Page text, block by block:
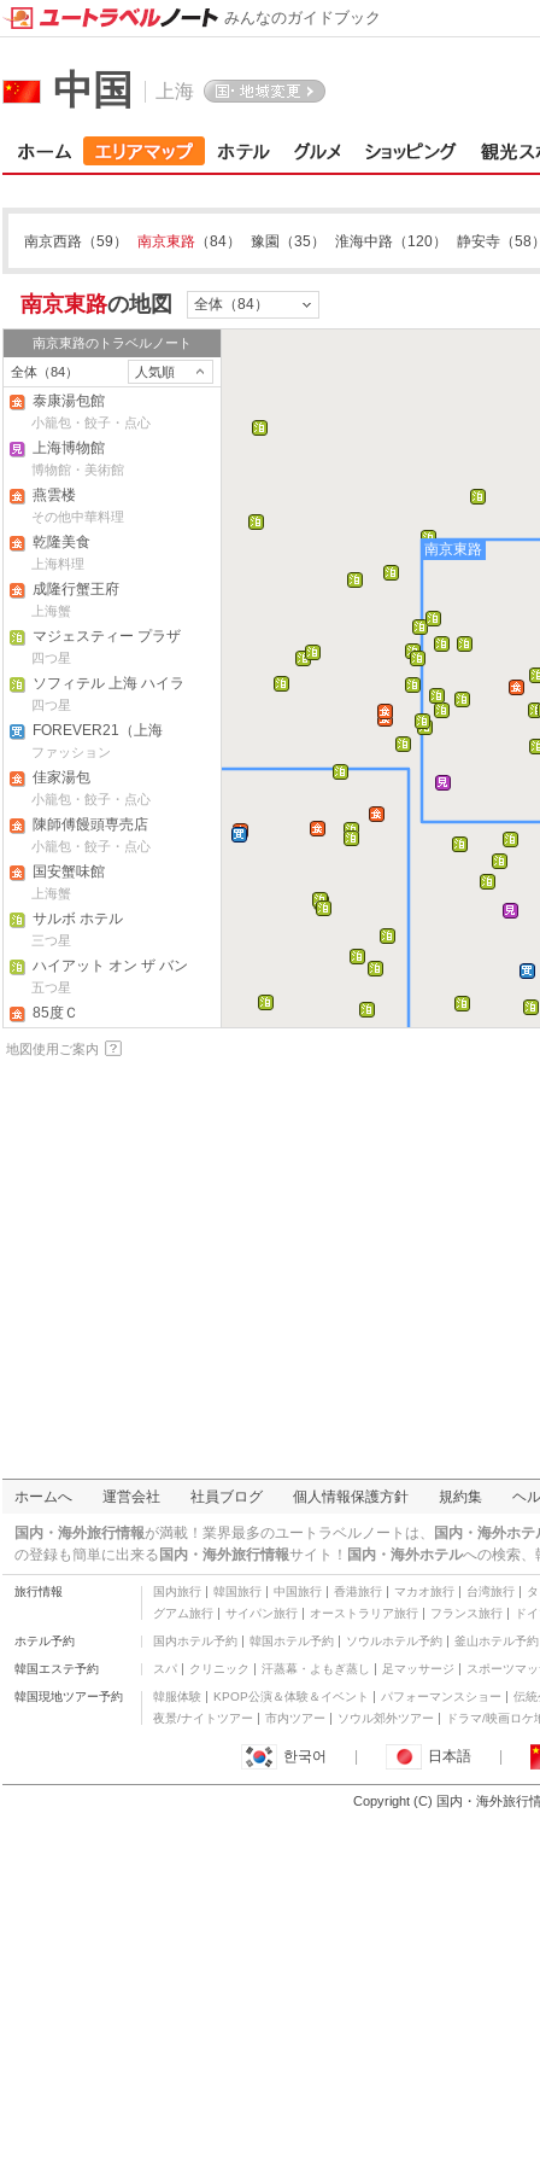
中国 上海
南京西路 （59） 南京東路 （84） 豫園 （35） 淮海中路 （120） 静安寺 （58
南京東路の地図 全体（84）
南京東路のトラベルノート
全体（84）
人気順
泰康湯包館
小籠包・餃子・点心
上海博物館
博物館・美術館
燕雲楼
その他中華料理
乾隆美食
上海料理
成隆行蟹王府
上海蟹
マジェスティー プラザ
シャンハイ ホテル
四つ星
ソフィテル 上海 ハイラ
ンド ホテル
四つ星
FOREVER21（上海
店）
ファッション
佳家湯包
小籠包・餃子・点心
陳師傅饅頭専売店
小籠包・餃子・点心
国安蟹味館
上海蟹
サルボ ホテル
三つ星
ハイアット オン ザ バン
ド
五つ星
85度Ｃ
上海自然博物館
鮮墻房
その他中華料理
杏花楼
小籠包・餃子・点心
外灘27号
フランス料理
その他中華料理
桃源郷
フェイシャル・ボディケア
小籠包・餃子・点心
南京東路
地図使用ご案内
みんなのガイドブック
ホームへ 運営会社 社員ブログ 個人情報保護方針 規約集 ヘ
国内・海外旅行情報が満載！業界最多のユートラベルノートは、
国内・海外ホ
の登録も簡単に出来る 国内・海外旅行情報サイト！ 国内・海外ホテルへの検索、
旅行情報 国内旅行 韓国旅行 中国旅行 香港旅行 マカオ旅行 台湾旅行
グアム旅行
サイパン旅行 オーストラリア旅行 フランス旅行 ド
ホテル予約 国内ホテル予約 韓国ホテル予約 ソウルホテル予約 釜山ホテル予約
韓国エステ予約 スパ クリニック 汗蒸幕・よもぎ蒸し 足マッサージ スポーツマ
韓国現地ツアー予約 韓服体験 KPOP公演＆体験＆イベント パフォーマンスショー
伝統
夜景/ナイトツアー
市内ツアー ソウル郊外ツアー ドラマ/映画ロケ
한국어 日本語
Copyright (C) 国内・海外旅行